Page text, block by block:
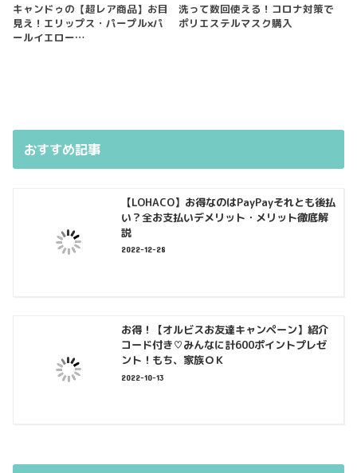
キャンドゥの【超レア商品】お目
見え！エリップス・パープル×パ
ールイエロー…
洗って数回使える！コロナ対策で
ポリエステルマスク購入
おすすめ記事
【LOHACO】お得なのはPayPayそれとも後払
い？全お支払いデメリット・メリット徹底解
説
2022-12-28
お得！【オルビスお友達キャンペーン】紹介
コード付き♡みんなに計600ポイントプレゼ
ント！もち、家族ＯＫ
2022-10-13